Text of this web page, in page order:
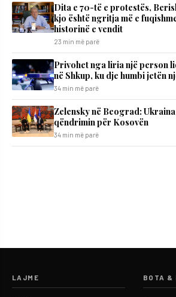
Dita e 70-të e protestës,
kjo është ngritja më e
historinë e vendit
23 min më parë
Privohet nga liria një person
në Shkup, ku dje humbi jetën
34 min më parë
Zelensky në Beograd:
qëndrimin për Kosovën
34 min më parë
LAJME BOTA &